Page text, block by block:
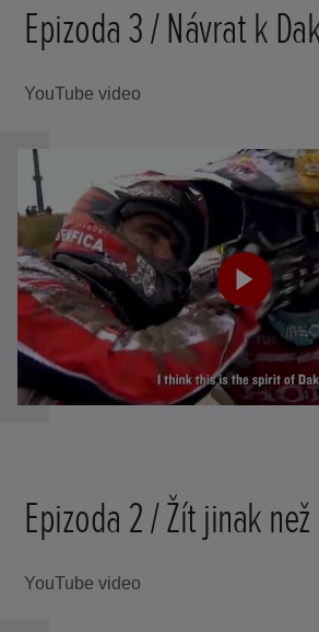
Epizoda 3 / Návrat k
YouTube video
Epizoda 2 / Žít jinak
YouTube video